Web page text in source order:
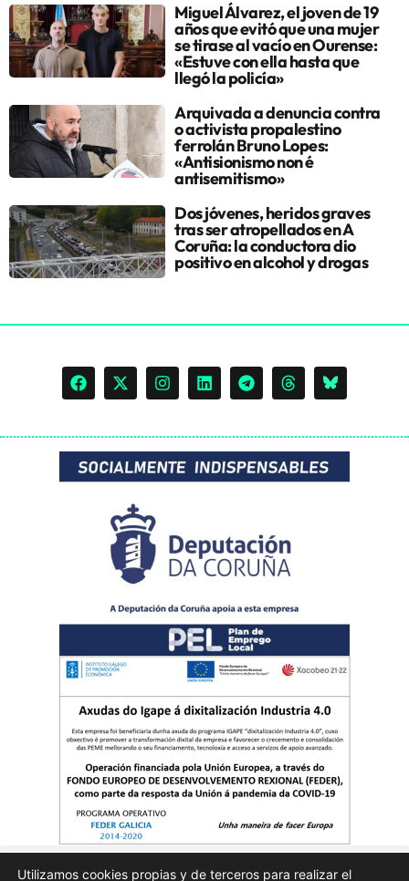
Miguel Álvarez, el joven de 19
años que evitó que una mujer
se tirase al vacío en Ourense:
«Estuve con ella hasta que
llegó la policía»
Arquivada a denuncia contra
o activista propalestino
ferrolán Bruno Lopes:
«Antisionismo non é
antisemitismo»
Dos jóvenes, heridos graves
tras ser atropellados en A
Coruña: la conductora dio
positivo en alcohol y drogas
Utilizamos cookies propias y de terceros para realizar el